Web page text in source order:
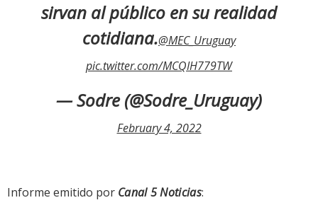
sirvan al público en su realidad
cotidiana.@MEC_Uruguay
pic.twitter.com/MCQIH779TW
— Sodre (@Sodre_Uruguay)
February 4, 2022
Informe emitido por Canal 5 Noticias: